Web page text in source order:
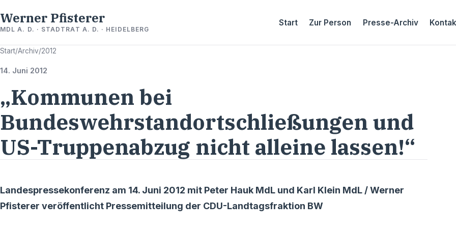
Werner Pfisterer
MDL A. D. · STADTRAT A. D. · HEIDELBERG
Start Zur Person Presse-Archiv
Start/Archiv/2012
14. Juni 2012
„Kommunen bei
Bundeswehrstandortschließungen und
US-Truppenabzug nicht alleine lassen!“
Landespressekonferenz am 14. Juni 2012 mit Peter Hauk MdL und Karl Klein MdL / Werner
Pfisterer veröffentlicht Pressemitteilung der CDU-Landtagsfraktion BW